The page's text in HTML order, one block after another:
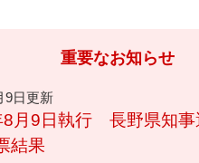
重要なお知らせ
9日更新
8月9日執行 長野県知
結果